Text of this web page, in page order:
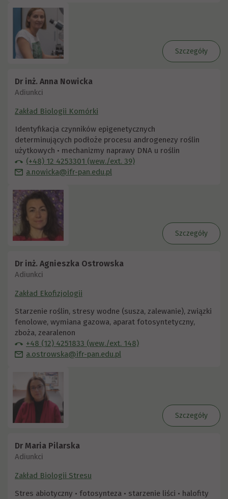
Dr inż. Anna Nowicka
Adiunkci
Zakład Biologii Komórki
Identyfikacja czynników epigenetycznych
determinujących podłoże procesu androgenezy roślin
użytkowych • mechanizmy naprawy DNA u roślin
Szczegóły
(+48) 12 4253301 (wew./ext. 39)
a.nowicka@ifr-pan.edu.pl
Dr inż. Agnieszka Ostrowska
Adiunkci
Zakład Ekofizjologii
Starzenie roślin, stresy wodne (susza, zalewanie), związki
fenolowe, wymiana gazowa, aparat fotosyntetyczny,
zboża, zearalenon
Szczegóły
+48 (12) 4251833 (wew./ext. 148)
a.ostrowska@ifr-pan.edu.pl
Dr Maria Pilarska
Adiunkci
Zakład Biologii Stresu
Stres abiotyczny • fotosynteza • starzenie liści • halofity
Szczegóły